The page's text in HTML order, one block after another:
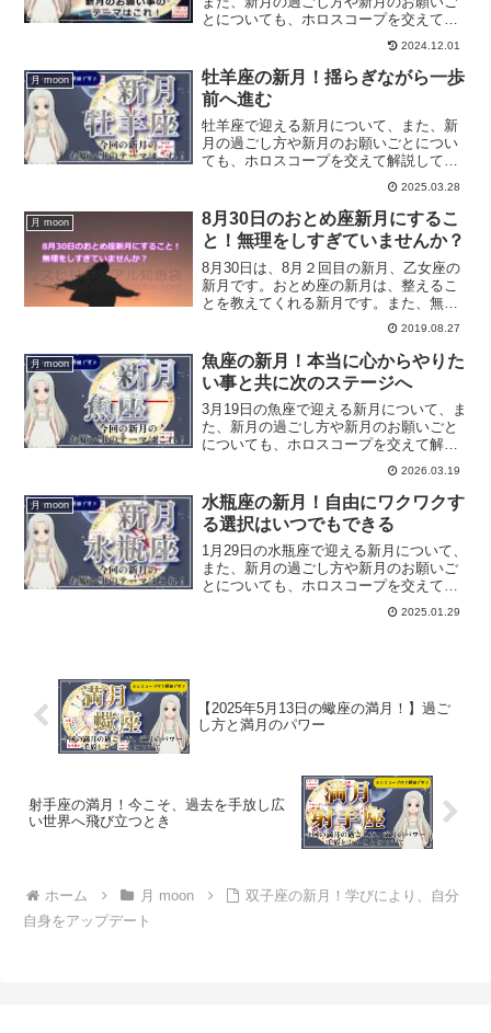
とについても、ホロスコープを交えて解
2024.12.01
月 moon
牡羊座の新月！揺らぎながら一歩
前へ進む
牡羊座で迎える新月について、また、新
月の過ごし方や新月のお願いごとについ
ても、ホロスコープを交えて解説してい
2025.03.28
月 moon
8月30日のおとめ座新月にするこ
と！無理をしすぎていませんか？
8月30日は、8月２回目の新月、乙女座の
新月です。おとめ座の新月は、整えるこ
とを教えてくれる新月です。また、無理
をしすぎていないか？ここらで自分に問
うてみると良い新月になります。乙女座
の新月をホロスコープを交えて解説して
いきます。
2019.08.27
月 moon
魚座の新月！本当に心からやりた
い事と共に次のステージへ
3月19日の魚座で迎える新月について、ま
た、新月の過ごし方や新月のお願いごと
についても、ホロスコープを交えて解説
2026.03.19
月 moon
水瓶座の新月！自由にワクワクす
る選択はいつでもできる
1月29日の水瓶座で迎える新月について、
また、新月の過ごし方や新月のお願いご
とについても、ホロスコープを交えて解
2025.01.29
【2025年5月13日の蠍座の満月！】過ご
し方と満月のパワー
射手座の満月！今こそ、過去を手放し広
い世界へ飛び立つとき
ホーム 月 moon
双子座の新月！学びにより、自分
自身をアップデート